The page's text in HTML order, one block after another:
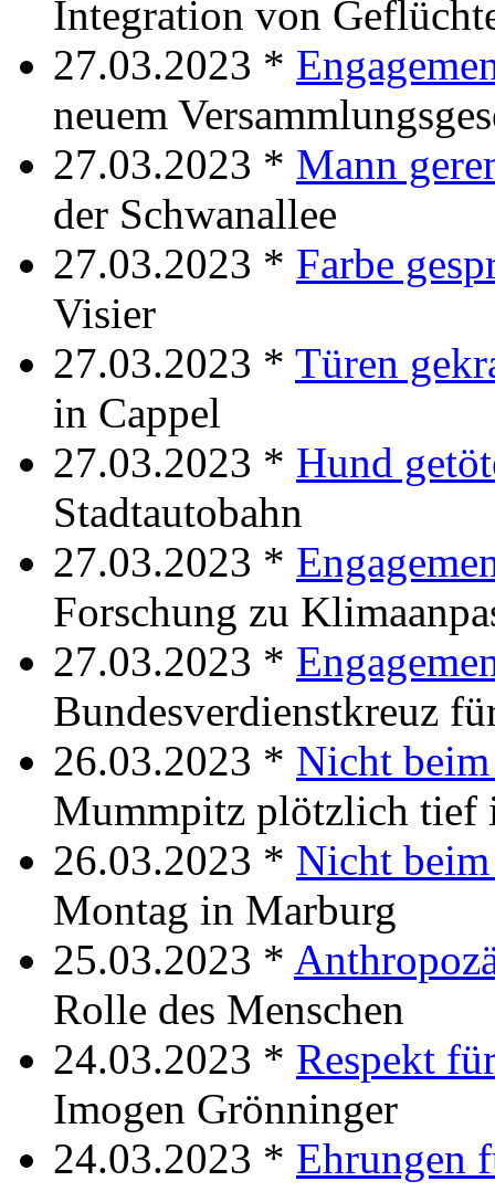
Integration von
27.03.2023 *
neuem
27.03.2023 * Mann
der Schwanallee
27.03.2023 * Farbe
Visier
27.03.2023 * Türen
in Cappel
27.03.2023 * Hund
Stadtautobahn
27.03.2023 *
Forschung zu
27.03.2023 *
Bundesverdienstkreuz
26.03.2023 * Nicht
Mummpitz plötzlich tief
26.03.2023 * Nicht
Montag in Marburg
25.03.2023 *
Rolle des Menschen
24.03.2023 * Respekt
Imogen Grönninger
24.03.2023 * Ehrungen